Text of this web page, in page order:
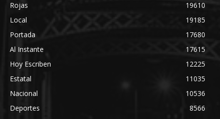
Rojas
19610
Local
19185
Portada
17680
Al Instante
17615
Hoy Escriben
12225
Estatal
11035
Nacional
10536
Deportes
8566